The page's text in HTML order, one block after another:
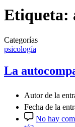
Etiqueta:
Categorías
psicología
La
Autor de la
Fecha de la
No hay